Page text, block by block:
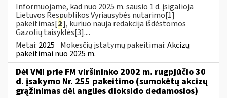
Informuojame, kad nuo 2025 m. sausio 1 d. įsigalioja
Lietuvos Respublikos Vyriausybės nutarimo[1]
pakeitimas[2], kuriuo nauja redakcija išdėstomos
Gazolių taisyklės[3]....
Metai: 2025 Mokesčių įstatymų pakeitimai:Akcizų
pakeitimai nuo 2025 m.
Dėl VMI prie FM viršininko 2002 m. rugpjūčio 30
d. įsakymo Nr. 255 pakeitimo (sumokėtų akcizų
grąžinimas dėl anglies dioksido dedamosios)